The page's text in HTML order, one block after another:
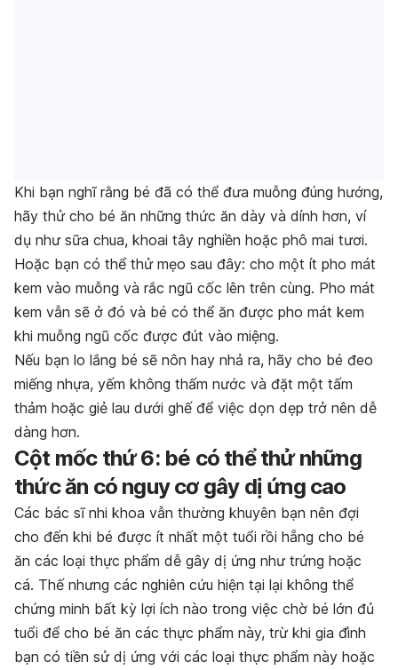
Khi bạn nghĩ rằng bé đã có thể đưa muỗng đúng hướng,
hãy thử cho bé ăn những thức ăn dày và dính hơn, ví
dụ như sữa chua, khoai tây nghiền hoặc phô mai tươi.
Hoặc bạn có thể thử mẹo sau đây: cho một ít pho mát
kem vào muỗng và rắc ngũ cốc lên trên cùng. Pho mát
kem vẫn sẽ ở đó và bé có thể ăn được pho mát kem
khi muỗng ngũ cốc được đút vào miệng.
Nếu bạn lo lắng bé sẽ nôn hay nhả ra, hãy cho bé đeo
miếng nhựa, yếm không thấm nước và đặt một tấm
thảm hoặc giẻ lau dưới ghế để việc dọn dẹp trở nên dễ
dàng hơn.
Cột mốc thứ 6: bé có thể thử những
thức ăn có nguy cơ gây dị ứng cao
Các bác sĩ nhi khoa vẫn thường khuyên bạn nên đợi
cho đến khi bé được ít nhất một tuổi rồi hẵng cho bé
ăn các loại thực phẩm dễ gây dị ứng như trứng hoặc
cá. Thế nhưng các nghiên cứu hiện tại lại không thể
chứng minh bất kỳ lợi ích nào trong việc chờ bé lớn đủ
tuổi để cho bé ăn các thực phẩm này, trừ khi gia đình
bạn có tiền sử dị ứng với các loại thực phẩm này hoặc